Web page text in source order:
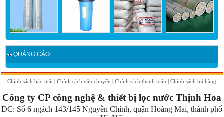
QUẢNG CÁO
Chính sách bảo mật | Chính sách vận chuyển | Chính sách thanh toán | Chính sách trả hàng
Công ty CP công nghệ & thiết bị lọc nước Thịnh Hoa
ĐC: Số 6 ngách 143/145 Nguyễn Chính, quận Hoàng Mai, thành phố